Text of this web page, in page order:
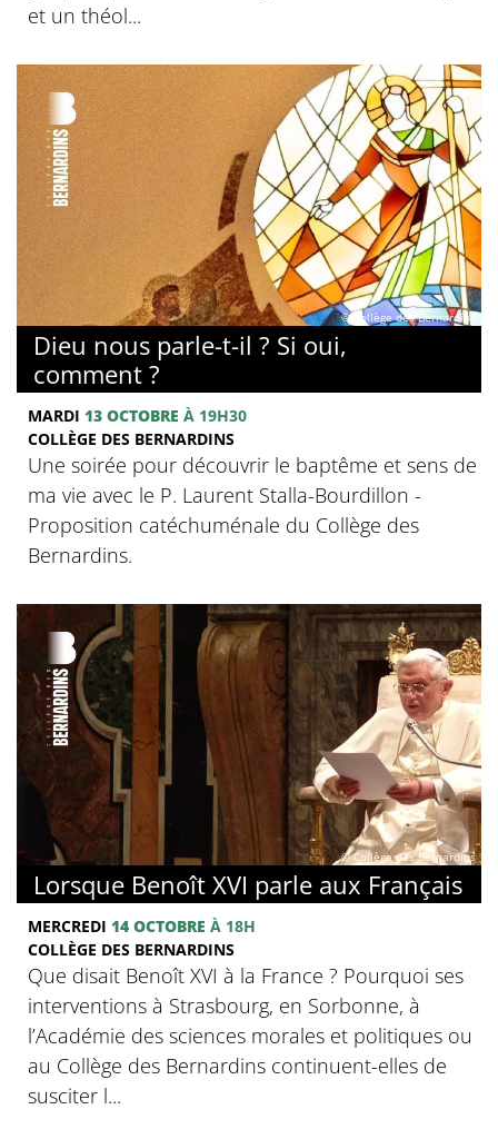
et un théol...
© Collège des Bernardins
Dieu nous parle-t-il ? Si oui,
comment ?
MARDI 13 OCTOBRE À 19H30
COLLÈGE DES BERNARDINS
Une soirée pour découvrir le baptême et sens de
ma vie avec le P. Laurent Stalla-Bourdillon -
Proposition catéchuménale du Collège des
Bernardins.
© Collège des Bernardins
Lorsque Benoît XVI parle aux Français
MERCREDI 14 OCTOBRE À 18H
COLLÈGE DES BERNARDINS
Que disait Benoît XVI à la France ? Pourquoi ses
interventions à Strasbourg, en Sorbonne, à
l’Académie des sciences morales et politiques ou
au Collège des Bernardins continuent-elles de
susciter l...